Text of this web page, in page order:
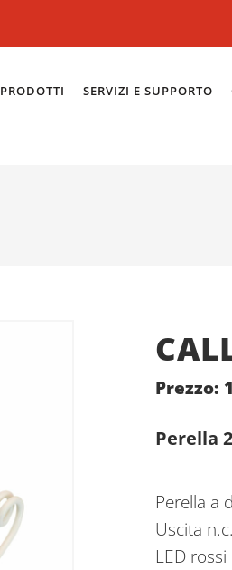
PRODOTTI SERVIZI E SUPPORTO
Prezzo:
Perella
Perella a
Uscita
LED